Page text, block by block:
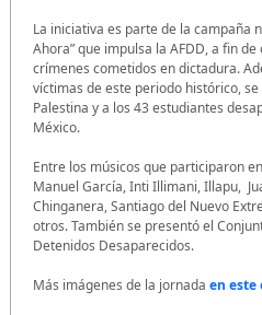
La iniciativa es parte de la campaña
Ahora” que impulsa la AFDD, a fin
crímenes cometidos en dictadura.
víctimas de este periodo histórico,
Palestina y a los 43 estudiantes
México.
Entre los músicos que participaron
Manuel García, Inti Illimani, Illapu,
Chinganera, Santiago del Nuevo
otros. También se presentó el
Detenidos Desaparecidos.
Más imágenes de la jornada en este